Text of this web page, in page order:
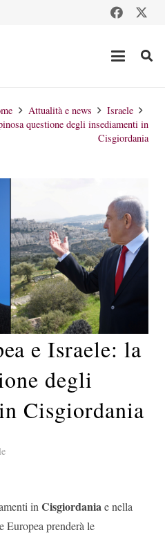
Attualità e news
Israele
questione degli insediamenti in
Cisgiordania
e Israele: la
degli
Cisgiordania
inCisgiordaniae nella
Europea prenderà le